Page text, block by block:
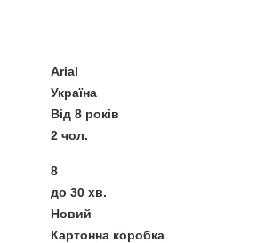
Arial
Україна
Від 8 років
2 чол.
8
до 30 хв.
Новий
Картонна коробка